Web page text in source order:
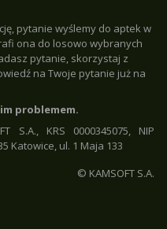
pytanie wyślemy do aptek w
ona do losowo wybranych
pytanie, skorzystaj z
na Twoje pytanie już na
problemem.
S.A., KRS 0000345075, NIP
Katowice, ul. 1 Maja 133
© KAMSOFT S.A.